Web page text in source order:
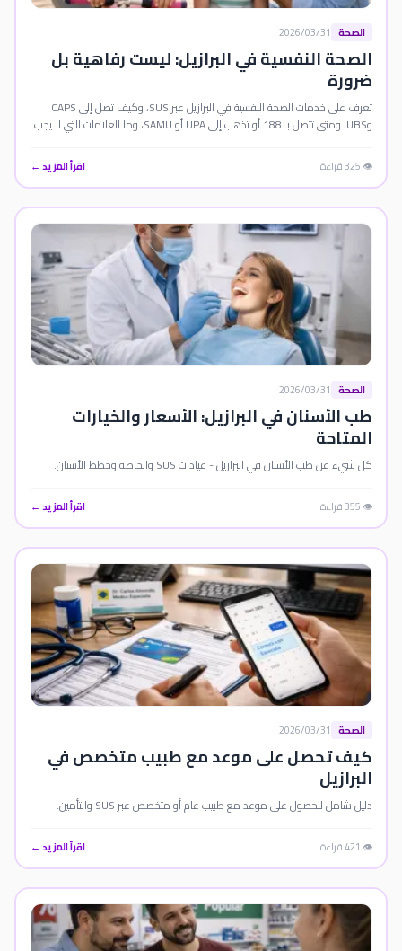
الصحة 2026/03/31
الصحة النفسية في البرازيل: ليست رفاهية بل
ضرورة
تعرف على خدمات الصحة النفسية في البرازيل عبر SUS، وكيف تصل إلى CAPS
وUBS، ومتى تتصل بـ 188 أو تذهب إلى UPA أو SAMU، وما العلامات التي لا يجب
👁️ 325 قراءة اقرأ المزيد ←
الصحة 2026/03/31
طب الأسنان في البرازيل: الأسعار والخيارات
المتاحة
كل شيء عن طب الأسنان في البرازيل - عيادات SUS والخاصة وخطط الأسنان.
👁️ 355 قراءة اقرأ المزيد ←
الصحة 2026/03/31
كيف تحصل على موعد مع طبيب متخصص في
البرازيل
دليل شامل للحصول على موعد مع طبيب عام أو متخصص عبر SUS والتأمين.
👁️ 421 قراءة اقرأ المزيد ←